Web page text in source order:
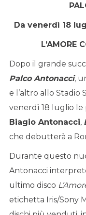
Da venerdì 18
L’AMORE
Dopo il grande
Palco Antonacci,
e l’altro allo Stadio
venerdì 18 luglio
Biagio Antonacci,
che debutterà a
Durante questo
Antonacci
ultimo disco
etichetta Iris/Sony